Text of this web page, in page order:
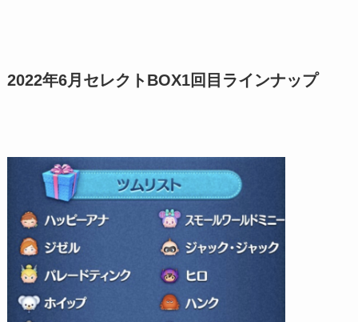
2022年6月セレクトBOX1回目ラインナップ